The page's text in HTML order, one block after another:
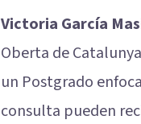
Victoria García
Oberta de
un Postgrado
consulta pueden